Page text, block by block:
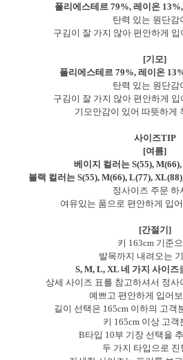
폴리에스테르 79%, 레이온
탄력 있는 원단감
구김이 잘 가지 않아 편안하게
[기모]
폴리에스테르 79%, 레이온
탄력 있는 원단감
구김이 잘 가지 않아 편안하게
기모안감이 있어 따뜻하게
사이즈TIP
[여름]
베이지 컬러는 S(55),
블랙 컬러는 S(55), M(66), L(77),
정사이즈 주문 하
여유있는 품으로 편안하게 입
[간절기]
키 163cm 기준
발목까지 내려오는
S, M, L, XL 네 가지 사이즈
상세 사이즈 표를 참고하셔서 정사
예쁘고 편안하게 입어
길이 선택은 165cm 이하의 고객
키 165cm 이상 고객
B타입 10부 기장 선택을
두 가지 타입으로 진